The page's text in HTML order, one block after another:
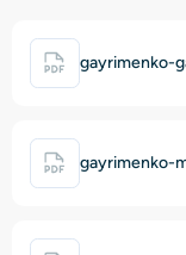
gayrimenko-
gayrimenko-